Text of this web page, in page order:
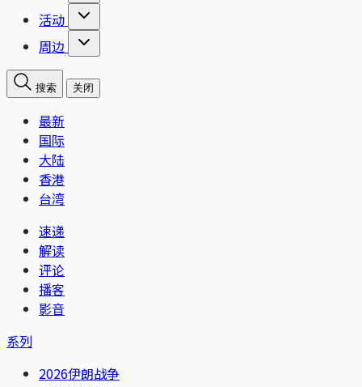
活动
周边
搜索 关闭
最新
国际
大陆
香港
台湾
速递
解读
评论
播客
影音
系列
2026伊朗战争